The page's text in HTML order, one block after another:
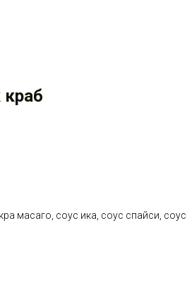
краб
масаго, соус ика, соус спайси, соус